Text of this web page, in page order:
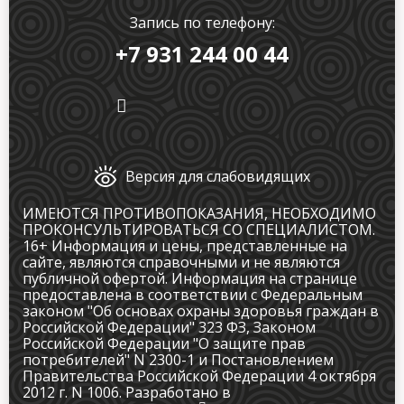
Запись по телефону:
+7 931 244 00 44
Версия для слабовидящих
ИМЕЮТСЯ ПРОТИВОПОКАЗАНИЯ, НЕОБХОДИМО
ПРОКОНСУЛЬТИРОВАТЬСЯ СО СПЕЦИАЛИСТОМ.
16+ Информация и цены, представленные на
сайте, являются справочными и не являются
публичной офертой. Информация на странице
предоставлена в соответствии с Федеральным
законом "Об основах охраны здоровья граждан в
Российской Федерации" 323 ФЗ, Законом
Российской Федерации "О защите прав
потребителей" N 2300-1 и Постановлением
Правительства Российской Федерации 4 октября
2012 г. N 1006. Разработано в